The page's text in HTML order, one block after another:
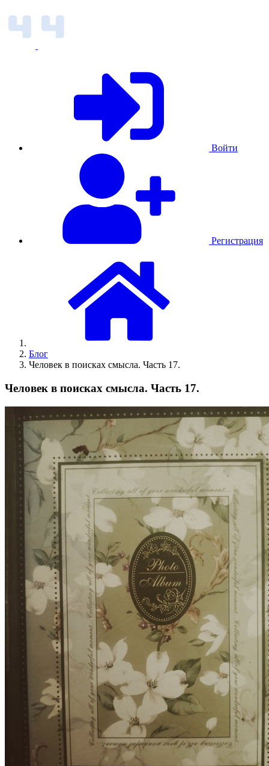
Войти
Регистрация
Блог
Человек в поисках смысла. Часть 17.
Человек в поисках смысла. Часть 17.